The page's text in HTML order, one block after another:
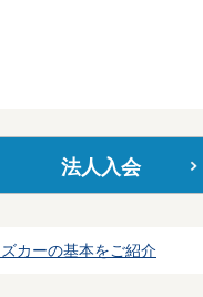
法人入会
カーの基本をご紹介